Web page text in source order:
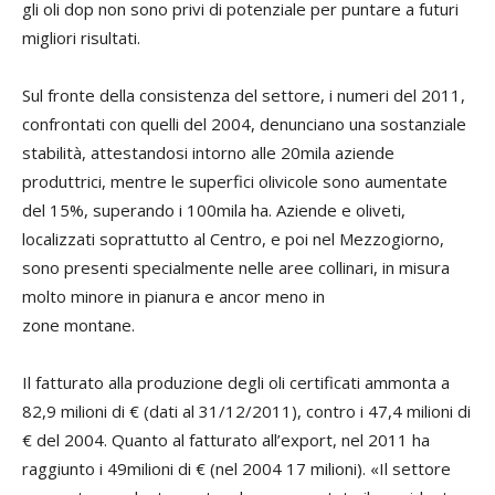
gli oli dop non sono privi di potenziale per puntare a futuri
migliori risultati.
Sul fronte della consistenza del settore, i numeri del 2011,
confrontati con quelli del 2004, denunciano una sostanziale
stabilità, attestandosi intorno alle 20mila aziende
produttrici, mentre le superfici olivicole sono aumentate
del 15%, superando i 100mila ha. Aziende e oliveti,
localizzati soprattutto al Centro, e poi nel Mezzogiorno,
sono presenti specialmente nelle aree collinari, in misura
molto minore in pianura e ancor meno in
zone montane.
Il fatturato alla produzione degli oli certificati ammonta a
82,9 milioni di € (dati al 31/12/2011), contro i 47,4 milioni di
€ del 2004. Quanto al fatturato all’export, nel 2011 ha
raggiunto i 49milioni di € (nel 2004 17 milioni). «Il settore